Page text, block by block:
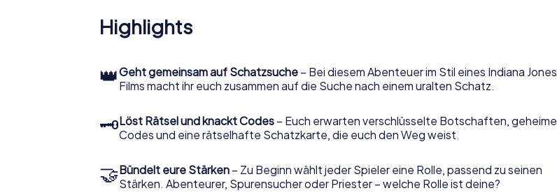
Highlights
👑Geht gemeinsam auf Schatzsuche – Bei diesem Abenteuer im Stil eines Indiana Jones
Films macht ihr euch zusammen auf die Suche nach einem uralten Schatz.
🗝Löst Rätsel und knackt Codes – Euch erwarten verschlüsselte Botschaften, geheime
Codes und eine rätselhafte Schatzkarte, die euch den Weg weist.
🤝Bündelt eure Stärken – Zu Beginn wählt jeder Spieler eine Rolle, passend zu seinen
Stärken. Abenteurer, Spurensucher oder Priester – welche Rolle ist deine?